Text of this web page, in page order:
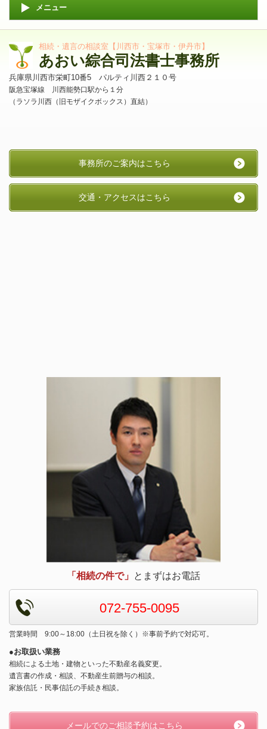
メニュー
相続・遺言の相談室【川西市・宝塚市・伊丹市】
あおい綜合司法書士事務所
兵庫県川西市栄町10番5 パルティ川西２１０号
阪急宝塚線 川西能勢口駅から１分
（ラソラ川西（旧モザイクボックス）直結）
事務所のご案内はこちら
交通・アクセスはこちら
「相続の件で」 とまずはお電話
072-755-0095
営業時間 9:00～18:00（土日祝を除く）※事前予約で対応可。
●お取扱い業務
相続による土地・建物といった不動産名義変更。
遺言書の作成・相談、不動産生前贈与の相談。
家族信託・民事信託の手続き相談。
メールでのご相談予約はこちら